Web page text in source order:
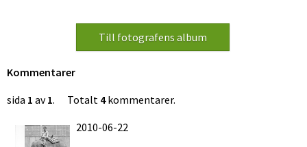
Kommentarer
sida 1 av1. Totalt 4kommentarer.
2010-06-22